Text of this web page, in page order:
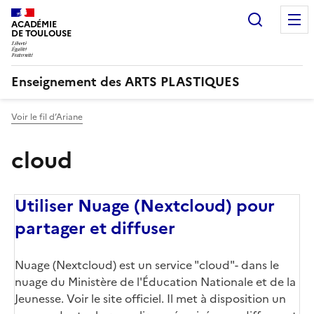
ACADÉMIE
DE TOULOUSE
Enseignement des ARTS PLASTIQUES
Voir le fil d’Ariane
cloud
Utiliser Nuage (Nextcloud) pour
partager et diffuser
Corps
Nuage (Nextcloud) est un service "cloud"- dans le
nuage du Ministère de l'Éducation Nationale et de la
Jeunesse. Voir le site officiel. Il met à disposition un